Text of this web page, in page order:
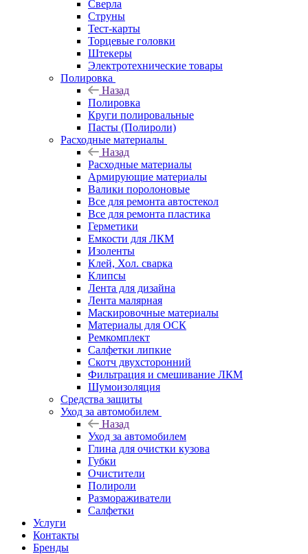
Сверла
Струны
Тест-карты
Торцевые головки
Штекеры
Электротехнические товары
Полировка
Назад
Полировка
Круги полировальные
Пасты (Полироли)
Расходные материалы
Назад
Расходные материалы
Армирующие материалы
Валики поролоновые
Все для ремонта автостекол
Все для ремонта пластика
Герметики
Емкости для ЛКМ
Изоленты
Клей, Хол. сварка
Клипсы
Лента для дизайна
Лента малярная
Маскировочные материалы
Материалы для ОСК
Ремкомплект
Салфетки липкие
Скотч двухсторонний
Фильтрация и смешивание ЛКМ
Шумоизоляция
Средства защиты
Уход за автомобилем
Назад
Уход за автомобилем
Глина для очистки кузова
Губки
Очистители
Полироли
Размораживатели
Салфетки
Услуги
Контакты
Бренды